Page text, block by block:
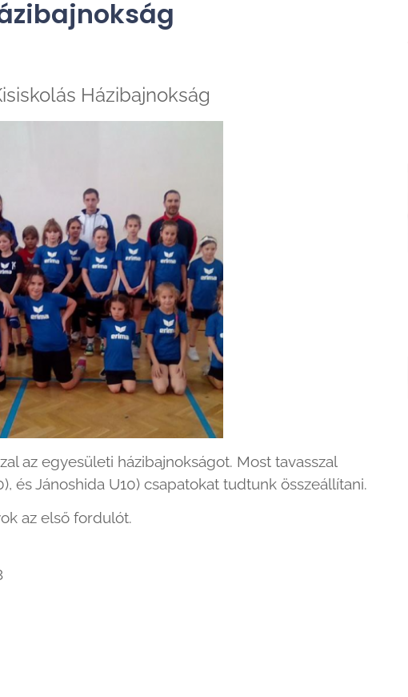
Házibajnokság
az egyesületi házibajnokságot. Most tavasszal
és Jánoshida U10) csapatokat tudtunk összeállítani.
az első fordulót.